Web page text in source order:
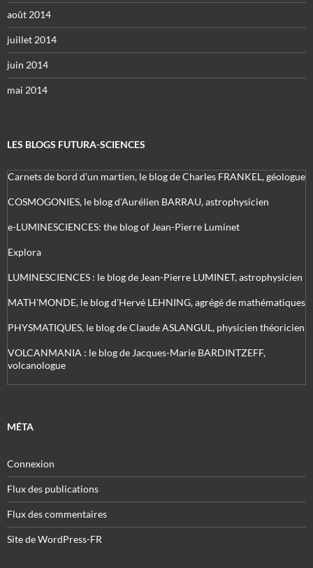
août 2014
juillet 2014
juin 2014
mai 2014
LES BLOGS FUTURA-SCIENCES
Carnets de bord d’un martien, le blog de Charles FRANKEL, géologue
COSMOGONIES, le blog d'Aurélien BARRAU, astrophysicien
e-LUMINESCIENCES: the blog of Jean-Pierre Luminet
Explora
LUMINESCIENCES : le blog de Jean-Pierre LUMINET, astrophysicien
MATH'MONDE, le blog d'Hervé LEHNING, agrégé de mathématiques
PHYSMATIQUES, le blog de Claude ASLANGUL, physicien théoricien
VOLCANMANIA : le blog de Jacques-Marie BARDINTZEFF,
volcanologue
MÉTA
Connexion
Flux des publications
Flux des commentaires
Site de WordPress-FR